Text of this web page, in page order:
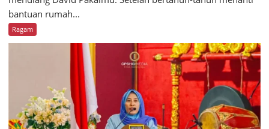
bantuan rumah...
Ragam